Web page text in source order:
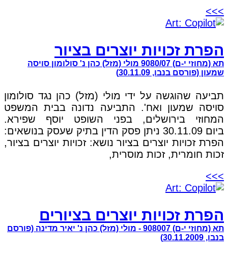
>>>
הפרת זכויות יוצרים בציור
תא (מחוזי י-ם) 9080/07 מולי (מזל) כהן נ' סולומון סויסה
שמעון (פורסם בנבו, 30.11.09)
תביעה שהוגשה על ידי מולי (מזל) כהן נגד סולומון
סויסה שמעון ואח'. התביעה נדונה בבית המשפט
המחוזי בירושלים, בפני השופט יוסף שפירא.
ביום 30.11.09 ניתן פסק הדין בתיק שעסק בנושאים:
הפרת זכויות יוצרים בציור נושא: זכויות יוצרים בציור,
זכות חומרית, זכות מוסרית,
>>>
הפרת זכויות יוצרים בציורים
תא (מחוזי י-ם) 908007 - מולי (מזל) כהן נ' יאיר מדינה (פורסם
בנבו, 30.11.2009)